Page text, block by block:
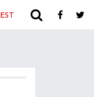
ARHIVA